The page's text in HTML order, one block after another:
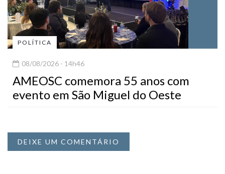
POLÍTICA
08/08/2026 - 14h46
AMEOSC comemora 55 anos com
evento em São Miguel do Oeste
DEIXE UM COMENTÁRIO